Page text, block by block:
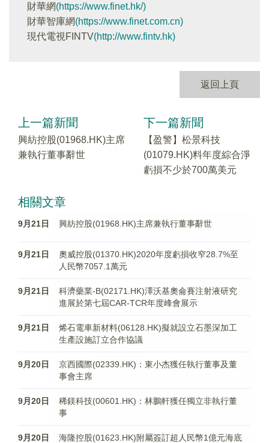
財華網(https://www.finet.hk/)
財華智庫網(https://www.finet.com.cn)
現代電視FINTV(http://www.fintv.hk)
返回上頁
上一篇新聞
興紡控股(01968.HK)主席
兼執行董事辭世
下一篇新聞
【盈警】松景科技
(01079.HK)料年度綜合淨
虧損不少於700萬美元
相關文章
9月21日 興紡控股(01968.HK)主席兼執行董事辭世
9月21日
奧威控股(01370.HK)2020年度虧損收窄28.7%至
人民幣7057.1萬元
9月21日
科濟藥業-B(02171.HK)澤沃基奧侖賽注射液研究
進展於第七屆CAR-TCR年度峰會展示
9月21日
烯石電車新材料(06128.HK)擬就設立石墨深加工
生產設施訂立合作協議
9月20日
京西國際(02339.HK)：東小杰獲任執行董事及董
事會主席
9月20日
稀鎂科技(00601.HK)：林鵬軒獲任獨立非執行董
事
9月20日
海隆控股(01623.HK)附屬簽訂超人民幣1億元海底